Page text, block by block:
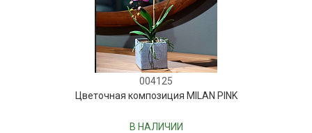
004125
Цветочная композиция MILAN PINK
В НАЛИЧИИ